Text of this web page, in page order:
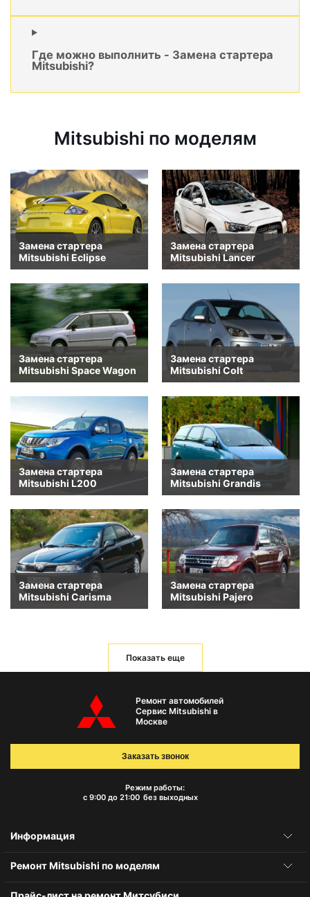
Где можно выполнить - Замена стартера
Mitsubishi?
Mitsubishi по моделям
Замена стартера
Mitsubishi Eclipse
Замена стартера
Mitsubishi Lancer
Замена стартера
Mitsubishi Space Wagon
Замена стартера
Mitsubishi Colt
Замена стартера
Mitsubishi L200
Замена стартера
Mitsubishi Grandis
Замена стартера
Mitsubishi Carisma
Замена стартера
Mitsubishi Pajero
Показать еще
Ремонт автомобилей
Сервис Mitsubishi в
Москве
Режим работы:
с 9:00 до 21:00 без выходных
Заказать звонок
Информация
Ремонт Mitsubishi по моделям